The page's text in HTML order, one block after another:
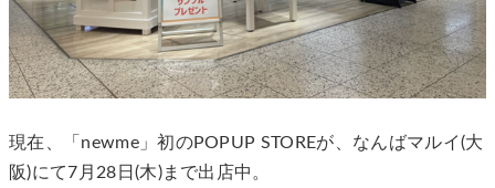
現在、「newme」初のPOPUP STOREが、なんばマルイ(大
阪)にて7月28日(木)まで出店中。